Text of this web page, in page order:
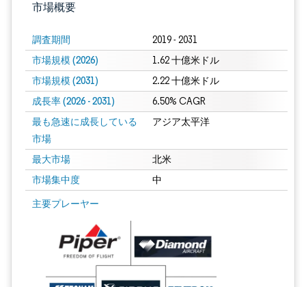
市場概要
調査期間 2019 - 2031
市場規模 (2026) 1.62 十億米ドル
市場規模 (2031) 2.22 十億米ドル
成長率 (2026 - 2031) 6.50% CAGR
最も急速に成長している
市場
アジア太平洋
最大市場 北米
市場集中度 中
主要プレーヤー
画像 © Mordor Intelligence。再利用にはCC BY 4.0の表示が必要です。